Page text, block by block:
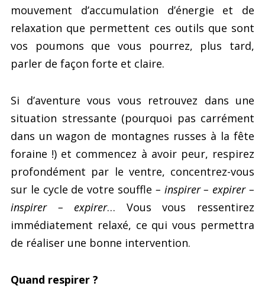
mouvement d’accumulation d’énergie et de
relaxation que permettent ces outils que sont
vos poumons que vous pourrez, plus tard,
parler de façon forte et claire.
Si d’aventure vous vous retrouvez dans une
situation stressante (pourquoi pas carrément
dans un wagon de montagnes russes à la fête
foraine !) et commencez à avoir peur, respirez
profondément par le ventre, concentrez-vous
sur le cycle de votre souffle – inspirer – expirer –
inspirer – expirer… Vous vous ressentirez
immédiatement relaxé, ce qui vous permettra
de réaliser une bonne intervention.
Quand respirer ?